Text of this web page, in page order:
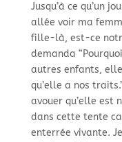
Jusqu’à ce qu’un
allée voir ma
fille-là, est-ce
demanda
autres enfants,
qu’elle a nos
avouer qu’elle est
dans cette tente
enterrée vivante.